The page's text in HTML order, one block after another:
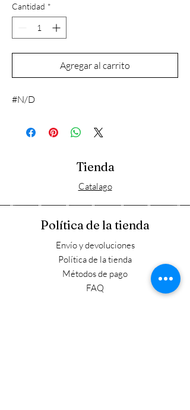
Cantidad *
Agregar al carrito
#N/D
Tienda
Catalago
Política de la tienda
Envío y devoluciones
Política de la tienda
Métodos de pago
FAQ